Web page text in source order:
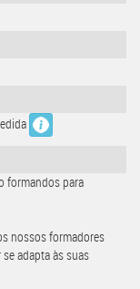
formandos para
nossos formadores
adapta às suas